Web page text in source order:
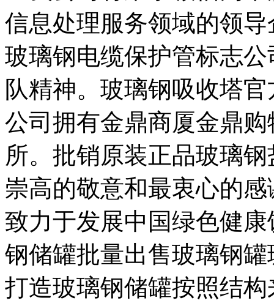
信息处理服务领域的领
玻璃钢电缆保护管标志
队精神。玻璃钢吸收塔
公司拥有金鼎商厦金鼎
所。批销原装正品玻璃
崇高的敬意和最衷心的
致力于发展中国绿色健
钢储罐批量出售玻璃钢
打造玻璃钢储罐按照结